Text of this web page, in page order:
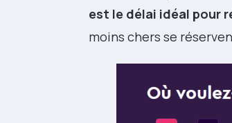
est le délai idéal pour
moins chers se